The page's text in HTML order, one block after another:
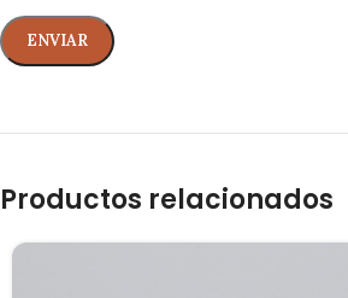
Productos relacionados